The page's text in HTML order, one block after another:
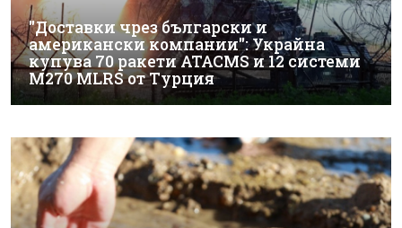
"Доставки чрез български и
американски компании": Украйна
купува 70 ракети ATACMS и 12 системи
M270 MLRS от Турция